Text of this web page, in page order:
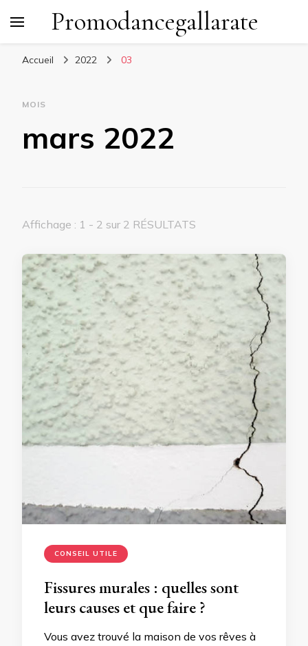
Promodancegallarate
Accueil 2022 03
MOIS
mars 2022
Affichage : 1 - 2 sur 2 RÉSULTATS
CONSEIL UTILE
Fissures murales : quelles sont
leurs causes et que faire ?
Vous avez trouvé la maison de vos rêves à